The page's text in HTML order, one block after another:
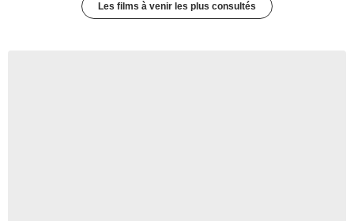
Les films à venir les plus consultés